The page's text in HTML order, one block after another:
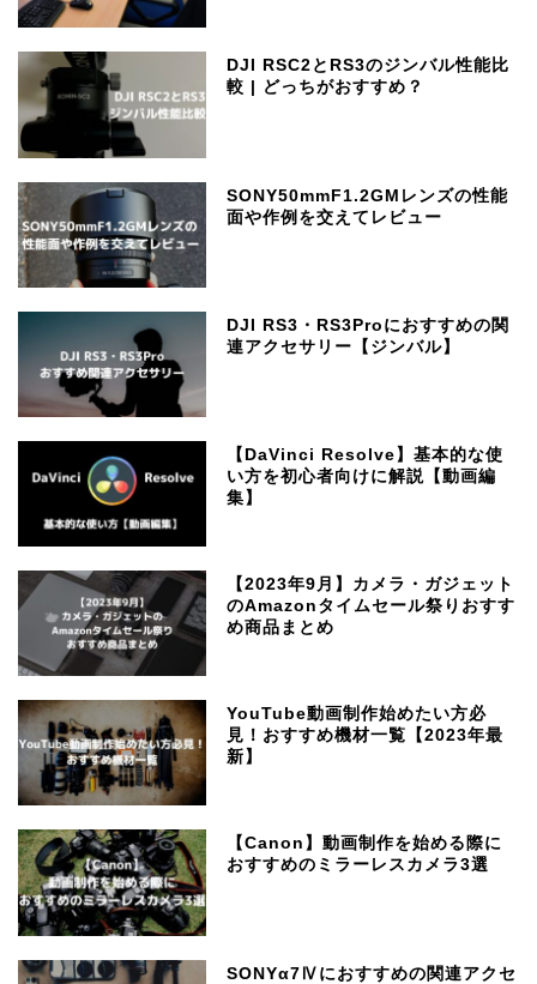
DJI RSC2とRS3のジンバル性能比
較 | どっちがおすすめ？
SONY50mmF1.2GMレンズの性能
面や作例を交えてレビュー
DJI RS3・RS3Proにおすすめの関
連アクセサリー【ジンバル】
【DaVinci Resolve】基本的な使
い方を初心者向けに解説【動画編
集】
【2023年9月】カメラ・ガジェット
のAmazonタイムセール祭りおすす
め商品まとめ
YouTube動画制作始めたい方必
見！おすすめ機材一覧【2023年最
新】
【Canon】動画制作を始める際に
おすすめのミラーレスカメラ3選
SONYα7Ⅳにおすすめの関連アクセ